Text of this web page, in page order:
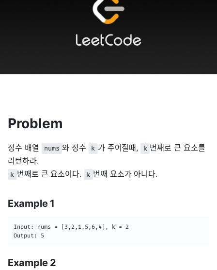
Problem
정수 배열 nums 와 정수 k 가 주어질때, k 번째로 큰 요소를
리턴하라.
k 번째로 큰 요소이다. k 번째 요소가 아니다.
Example 1
Input: nums = [3,2,1,5,6,4], k = 2
Output: 5
Example 2